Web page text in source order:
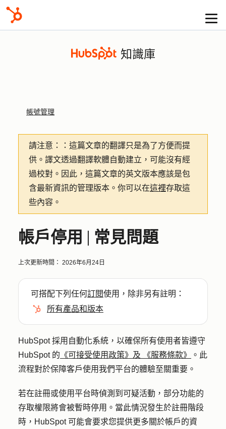
知識庫
帳號管理
請注意：
：這篇文章的翻譯只是為了方便而提
供。譯文透過翻譯軟體自動建立，可能沒有經
過校對。因此，這篇文章的英文版本應該是包
含最新資訊的管理版本。你可以在這裡存取這
些內容。
帳戶停用 | 常見問題
上次更新時間： 2026年6月24日
可搭配下列任何訂閱使用，除非另有註明：
所有產品和版本
HubSpot 採用自動化系統，以確保所有使用者皆遵守
HubSpot 的 《可接受使用政策》及 《服務條款》
。此
流程對於保障客戶使用我們平台的體驗至關重要。
若在註冊或使用平台時偵測到可疑活動，部分功能的
存取權限將會被暫時停用。當此情況發生於註冊階段
時，HubSpot 可能會要求您提供更多關於帳戶的資